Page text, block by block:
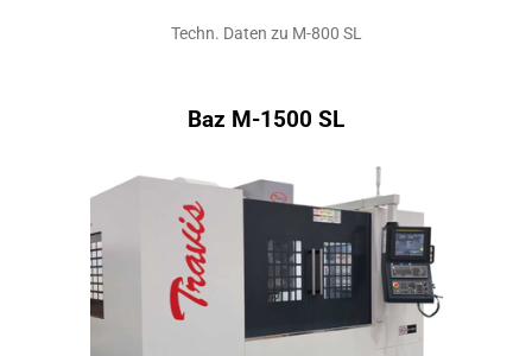
Techn. Daten zu M-800 SL
Baz M-1500 SL